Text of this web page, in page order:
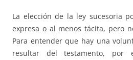
La elección de la ley sucesoria
expresa o al menos tácita, pero
Para entender que hay una
resultar del testamento, por